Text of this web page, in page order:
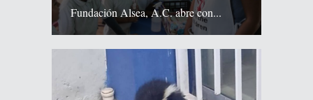
Fundación Alsea, A.C. abre con...